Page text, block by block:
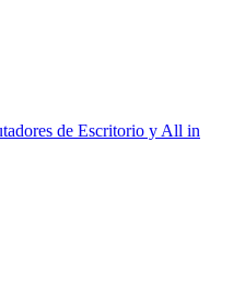
de Escritorio y All in